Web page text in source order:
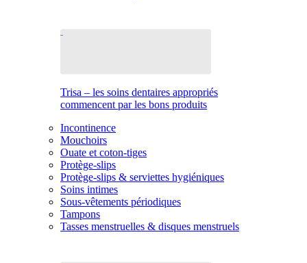
Trisa – les soins dentaires appropriés
commencent par les bons produits
Incontinence
Mouchoirs
Ouate et coton-tiges
Protège-slips
Protège-slips & serviettes hygiéniques
Soins intimes
Sous-vêtements périodiques
Tampons
Tasses menstruelles & disques menstruels